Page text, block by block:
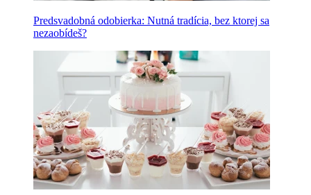
Predsvadobná odobierka: Nutná tradícia, bez ktorej sa
nezaobídeš?